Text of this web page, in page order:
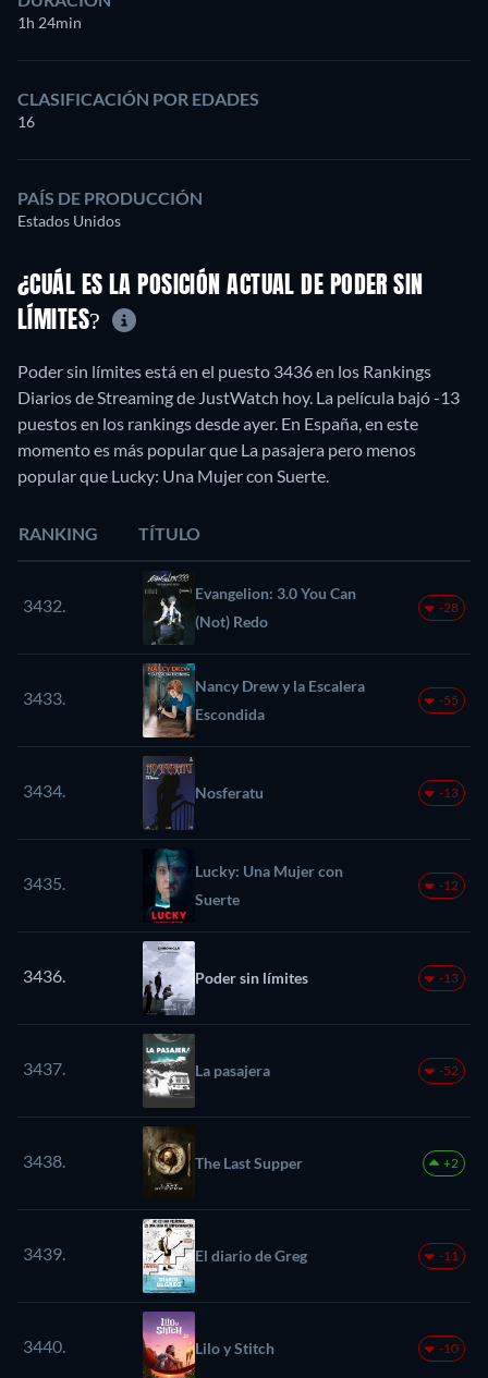
1h 24min
CLASIFICACIÓN POR EDADES
16
PAÍS DE PRODUCCIÓN
Estados Unidos
¿CUÁL ES LA POSICIÓN ACTUAL DE PODER SIN
LÍMITES?
Poder sin límites está en el puesto 3436 en los Rankings
Diarios de Streaming de JustWatch hoy. La película bajó -13
puestos en los rankings desde ayer. En España, en este
momento es más popular que La pasajera pero menos
popular que Lucky: Una Mujer con Suerte.
RANKING TÍTULO
3432.
Evangelion: 3.0 You Can
(Not) Redo
-28
3433.
Nancy Drew y la Escalera
Escondida
-55
3434. Nosferatu -13
3435.
Lucky: Una Mujer con
Suerte
-12
3436. Poder sin límites -13
3437. La pasajera -52
3438. The Last Supper +2
3439. El diario de Greg -11
3440. Lilo y Stitch -10